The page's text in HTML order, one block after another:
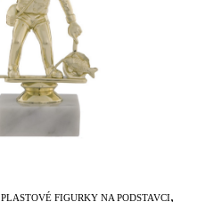
PLASTOVÉ FIGURKY NA PODSTAVCI,